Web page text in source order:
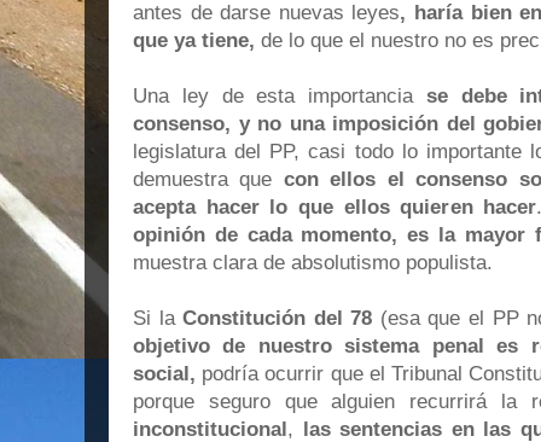
antes de darse nuevas leyes, haría bien
que ya tiene, de lo que el nuestro no es
Una ley de esta importancia se debe
consenso, y no una imposición del
legislatura del PP, casi todo lo importante
demuestra que con ellos el consenso
acepta hacer lo que ellos quieren hacer
opinión de cada momento, es la mayor
muestra clara de absolutismo populista.
Si laConstitución del 78 (esa que el PP
objetivo de nuestro sistema penal es
social, podría ocurrir que el Tribunal
porque seguro que alguien recurrirá la
inconstitucional, las sentencias en las